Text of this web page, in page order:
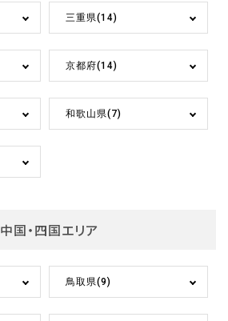
三重県(14)
京都府(14)
和歌山県(7)
中国・四国エリア
鳥取県(9)